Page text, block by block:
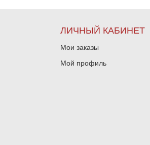
ЛИЧНЫЙ КАБИНЕТ
Мои заказы
Мой профиль